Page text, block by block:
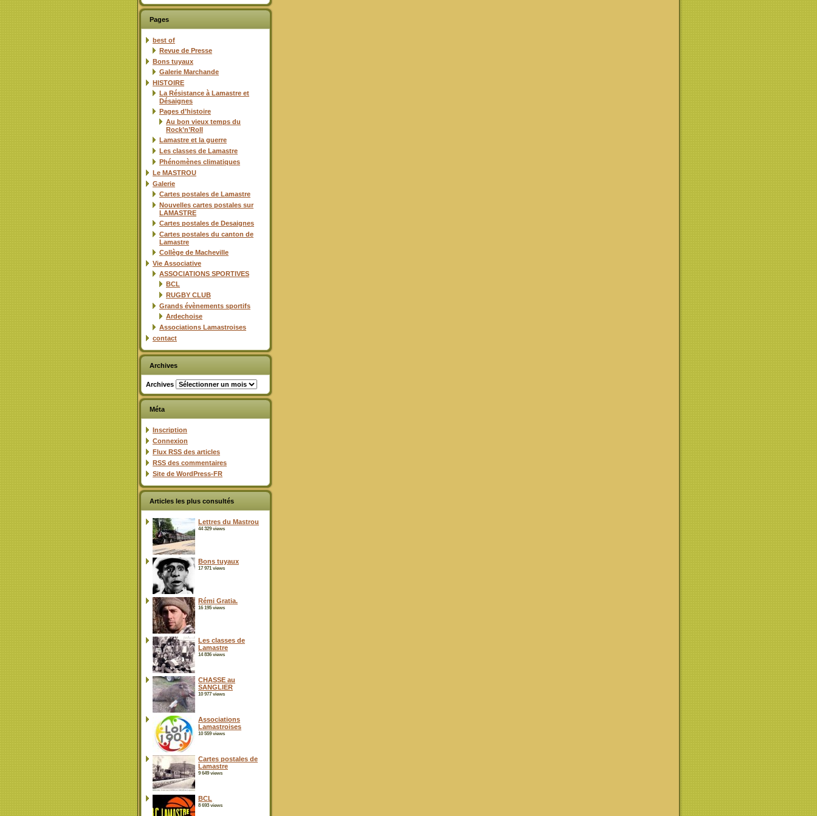
Pages
best of
Revue de Presse
Bons tuyaux
Galerie Marchande
HISTOIRE
La Résistance à Lamastre et
Désaignes
Pages d’histoire
Au bon vieux temps du
Rock’n’Roll
Lamastre et la guerre
Les classes de Lamastre
Phénomènes climatiques
Le MASTROU
Galerie
Cartes postales de Lamastre
Nouvelles cartes postales sur
LAMASTRE
Cartes postales de Desaignes
Cartes postales du canton de
Lamastre
Collège de Macheville
Vie Associative
ASSOCIATIONS SPORTIVES
BCL
RUGBY CLUB
Grands évènements sportifs
Ardechoise
Associations Lamastroises
contact
Archives
Archives
Méta
Inscription
Connexion
Flux RSS des articles
RSS des commentaires
Site de WordPress-FR
Articles les plus consultés
Lettres du Mastrou
44 329 views
Bons tuyaux
17 971 views
Rémi Gratia.
16 195 views
Les classes de
Lamastre
14 836 views
CHASSE au
SANGLIER
10 977 views
Associations
Lamastroises
10 559 views
Cartes postales de
Lamastre
9 649 views
BCL
8 693 views